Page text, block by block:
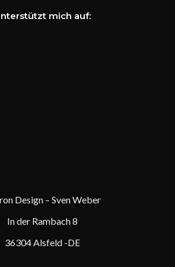
mich auf:
Design – Sven Weber
In der Rambach 8
36304 Alsfeld -DE